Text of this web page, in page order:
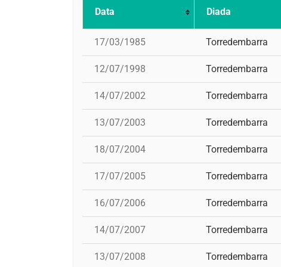
Data Diada
17/03/1985 Torredembarra
12/07/1998 Torredembarra
14/07/2002 Torredembarra
13/07/2003 Torredembarra
18/07/2004 Torredembarra
17/07/2005 Torredembarra
16/07/2006 Torredembarra
14/07/2007 Torredembarra
13/07/2008 Torredembarra